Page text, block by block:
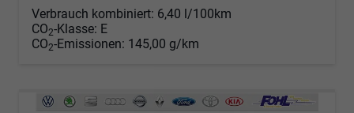
Verbrauch kombiniert: 6,40 l/100km
CO2-Klasse: E
CO2-Emissionen: 145,00 g/km